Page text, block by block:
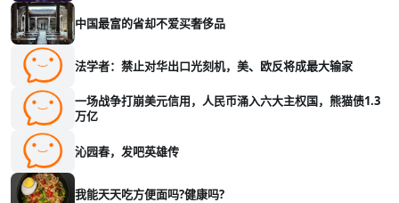
中国最富的省却不爱买奢侈品
法学者：禁止对华出口光刻机，美、欧反将成最大输家
一场战争打崩美元信用，人民币涌入六大主权国，熊猫债1.3
万亿
沁园春，发吧英雄传
我能天天吃方便面吗?健康吗?